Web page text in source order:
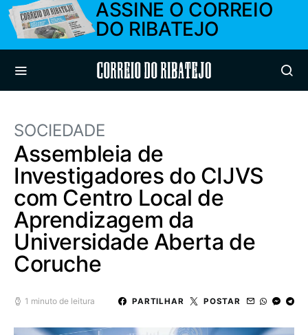
ASSINE O CORREIO
DO RIBATEJO
Correio do Ribatejo
SOCIEDADE
Assembleia de
Investigadores do CIJVS
com Centro Local de
Aprendizagem da
Universidade Aberta de
Coruche
1 minuto de leitura PARTILHAR POSTAR